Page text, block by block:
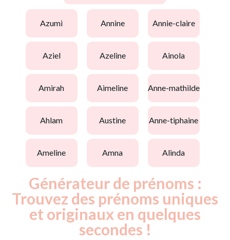
azumi annine annie-claire
aziel azeline ainola
amirah aimeline anne-mathilde
ahlam austine anne-tiphaine
ameline amna alinda
Générateur de prénoms :
Trouvez des prénoms uniques
et originaux en quelques
secondes !